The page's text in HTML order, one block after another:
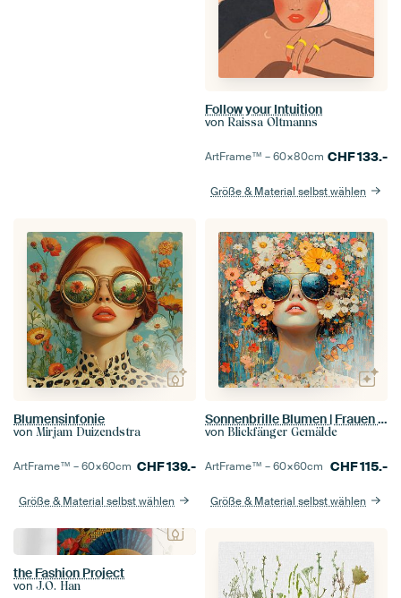
Follow your Intuition
von Raissa Oltmanns
ArtFrame™ –60×80cm CHF133.-
Größe & Material selbst wählen
Blumensinfonie
von Mirjam Duizendstra
ArtFrame™ –60×60cm CHF139.-
Größe & Material selbst wählen
Sonnenbrille Blumen | Frauen Sonnenbrille Blumen
von Blickfänger Gemälde
ArtFrame™ –60×60cm CHF115.-
Größe & Material selbst wählen
the Fashion Project
von J.O. Han